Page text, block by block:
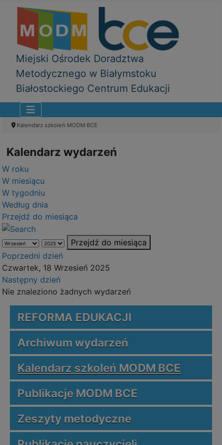
Miejski Ośrodek Doradztwa
Metodycznego w Białymstoku
Białostockiego Centrum Edukacji
Kalendarz szkoleń MODM BCE
Kalendarz wydarzeń
W roku
W miesiącu
W tygodniu
Według dnia
Przejdź do miesiąca
Przejdź do miesiąca
Poprzedni dzień
Czwartek, 18 Wrzesień 2025
Następny dzień
Nie znaleziono żadnych wydarzeń
REFORMA EDUKACJI
Archiwum wydarzeń
Kalendarz szkoleń MODM BCE
Publikacje MODM BCE
Zeszyty metodyczne